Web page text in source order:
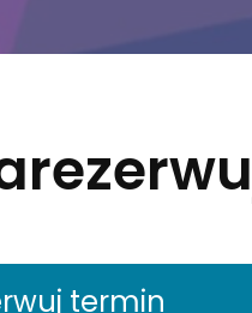
termin